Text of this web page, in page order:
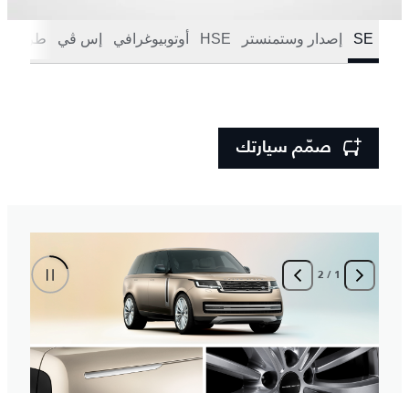
SE إصدار وستمنستر HSE أوتوبيوغرافي إس ڤي طراز SV باللون الأسود
صمّم سيارتك
1
/
2